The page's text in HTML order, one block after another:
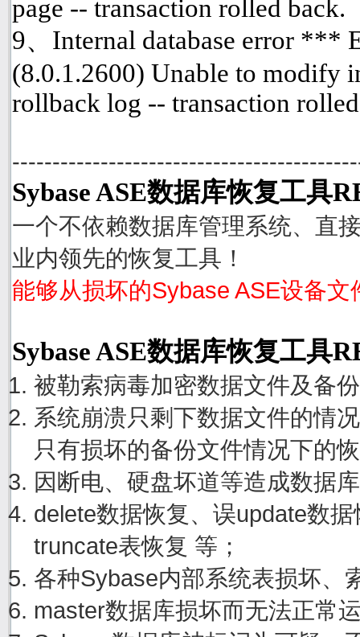
page -- transaction rolled back.
9、Internal database error ***
(8.0.1.2600) Unable to modify
rollback log -- transaction
Sybase ASE数据库恢复工具
一个不依赖数据库管理系统、直
业内领先的恢复工具！
能够从损坏的Sybase ASE设备
Sybase ASE数据库恢复工具
被勒索病毒加密数据文件及备
系统崩溃只剩下数据文件的情
只有损坏的备份文件情况下的
因断电、硬盘坏道等造成数据
delete数据恢复、误update数
truncate表恢复 等；
各种Sybase内部系统表损坏、
master数据库损坏而无法正常